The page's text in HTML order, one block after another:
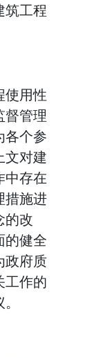
筑工程
使用性
督管理
各个参
文对建
中存在
措施进
的改
的健全
政府质
工作的